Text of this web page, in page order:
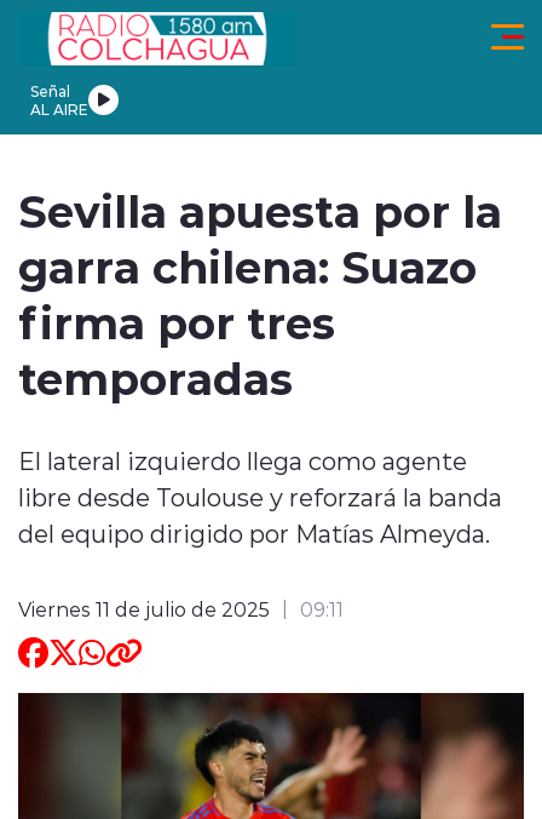
Click acá para ir directamente al contenido
Señal
AL AIRE
modo claro
Sevilla apuesta por la
garra chilena: Suazo
firma por tres
temporadas
El lateral izquierdo llega como agente
libre desde Toulouse y reforzará la banda
del equipo dirigido por Matías Almeyda.
Viernes 11 de julio de 2025 09:11